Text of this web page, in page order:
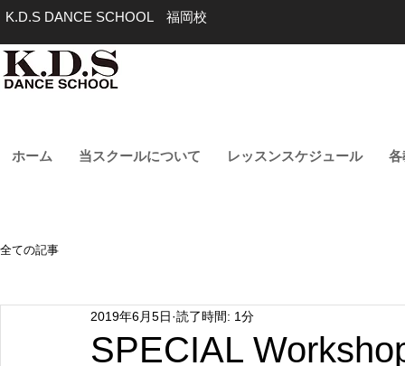
K.D.S DANCE SCHOOL 福岡校
ホーム 当スクールについて レッスンスケジュール 各
全ての記事
SPECIAL
2019年6月5日 読了時間: 1分